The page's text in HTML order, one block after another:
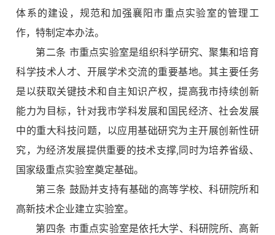
体系的建设，规范和加强襄阳市重点实验室的管理工
作，特制定本办法。
第二条 市重点实验室是组织科学研究、聚集和培育
科学技术人才、开展学术交流的重要基地。其主要任务
是以获取关键技术和自主知识产权，提高我市持续创新
能力为目标，针对我市学科发展和国民经济、社会发展
中的重大科技问题，以应用基础研究为主开展创新性研
究，为经济发展提供重要的技术支撑,同时为培养省级、
国家级重点实验室奠定基础。
第三条 鼓励并支持有基础的高等学校、科研院所和
高新技术企业建立实验室。
第四条 市重点实验室是依托大学、科研院所、高新